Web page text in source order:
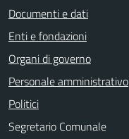
Documenti e dati
Enti e fondazioni
Organi di governo
Personale amministrativo
Politici
Segretario Comunale